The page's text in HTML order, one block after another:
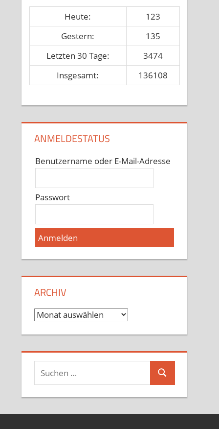
Heute:
123
Gestern:
135
Letzten 30 Tage:
3474
Insgesamt:
136108
ANMELDESTATUS
Benutzername oder E-Mail-Adresse
Passwort
ARCHIV
Archiv
Suchen
nach:
Suchen